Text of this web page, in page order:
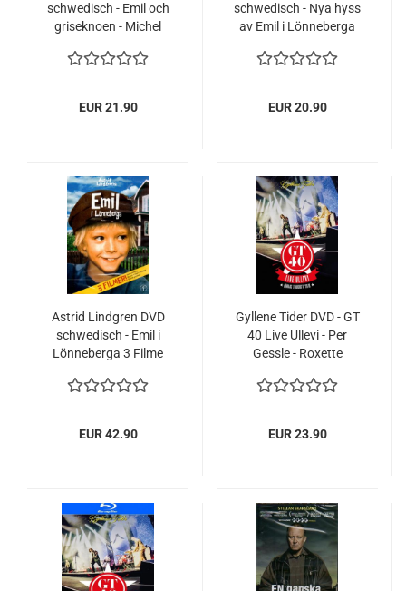
schwedisch - Emil och
griseknoen - Michel
EUR 21.90
schwedisch - Nya hyss
av Emil i Lönneberga
EUR 20.90
Astrid Lindgren DVD
schwedisch - Emil i
Lönneberga 3 Filme
EUR 42.90
Gyllene Tider DVD - GT
40 Live Ullevi - Per
Gessle - Roxette
EUR 23.90